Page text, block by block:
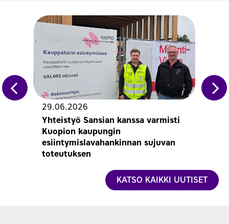
29.06.2026
Yhteistyö Sansian kanssa varmisti
Kuopion kaupungin
esiintymislavahankinnan sujuvan
toteutuksen
KATSO KAIKKI UUTISET